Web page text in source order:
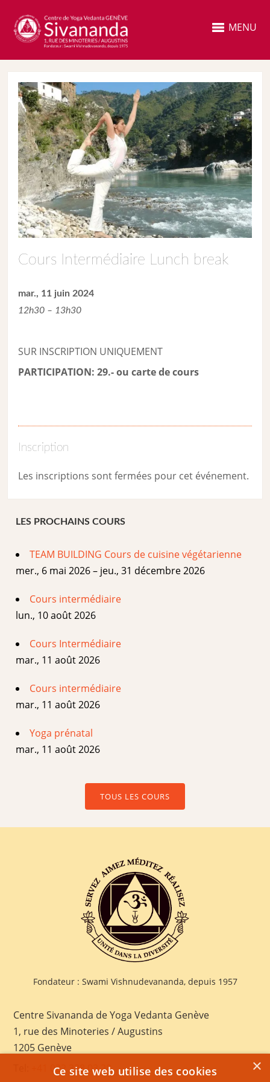
MENU
Cours Intermédiaire Lunch break
mar., 11 juin 2024
12h30 – 13h30
SUR INSCRIPTION UNIQUEMENT
PARTICIPATION: 29.- ou carte de cours
Inscription
Les inscriptions sont fermées pour cet événement.
LES PROCHAINS COURS
TEAM BUILDING Cours de cuisine végétarienne
mer., 6 mai 2026 – jeu., 31 décembre 2026
Cours intermédiaire
lun., 10 août 2026
Cours Intermédiaire
mar., 11 août 2026
Cours intermédiaire
mar., 11 août 2026
Yoga prénatal
mar., 11 août 2026
TOUS LES COURS
Fondateur : Swami Vishnudevananda, depuis 1957
Centre Sivananda de Yoga Vedanta Genève
1, rue des Minoteries / Augustins
1205 Genève
+41 022 328 03 28 ×
Ce site web utilise des cookies